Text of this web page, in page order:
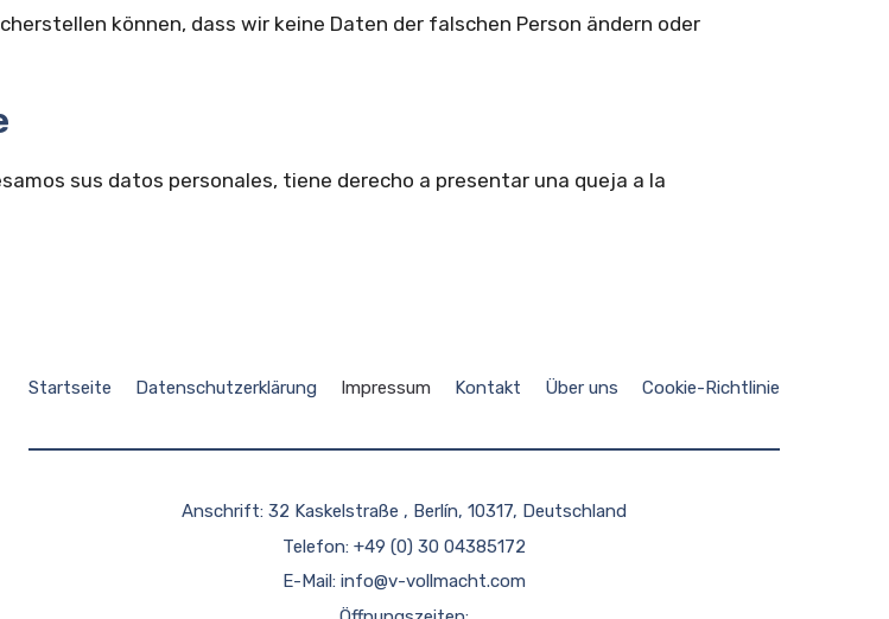
können, dass wir keine Daten der falschen Person ändern oder
sus datos personales, tiene derecho a presentar una queja a la
Startseite Datenschutzerklärung Impressum Kontakt Über uns Cookie-Richtlinie
Anschrift: 32 Kaskelstraße , Berlín, 10317, Deutschland
Telefon: +49 (0) 30 04385172
E-Mail: info@v-vollmacht.com